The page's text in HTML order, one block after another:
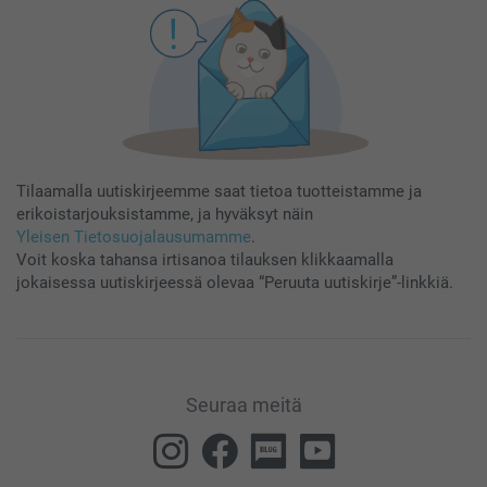
Tilaamalla uutiskirjeemme saat tietoa tuotteistamme ja
erikoistarjouksistamme, ja hyväksyt näin
Yleisen Tietosuojalausumamme.
Voit koska tahansa irtisanoa tilauksen klikkaamalla
jokaisessa uutiskirjeessä olevaa “Peruuta uutiskirje”-linkkiä.
Seuraa meitä